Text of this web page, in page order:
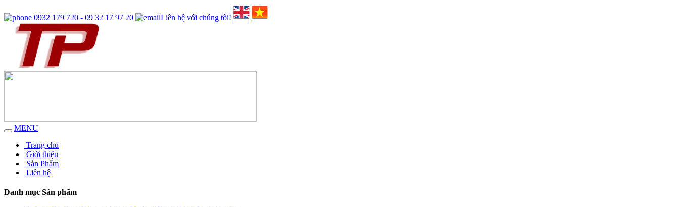
0932 179 720 - 09 32 17 97 20 Liên hệ với chúng tôi!
MENU
Trang chủ
Giới thiệu
Sản Phẩm
Liên hệ
Danh mục Sản phẩm